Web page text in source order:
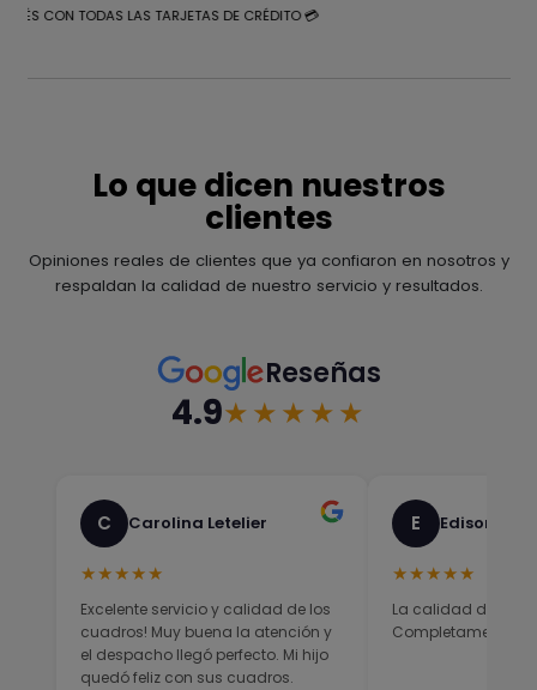
CON TODAS LAS TARJETAS DE CRÉDITO 💳
Lo que dicen nuestros
clientes
Opiniones reales de clientes que ya confiaron en nosotros y
respaldan la calidad de nuestro servicio y resultados.
Reseñas
4.9★★★★★
C Carolina Letelier
★★★★★
Excelente servicio y calidad de los
cuadros! Muy buena la atención y
el despacho llegó perfecto. Mi hijo
quedó feliz con sus cuadros.
E Edison
★★★★★
La calidad del
Completamente